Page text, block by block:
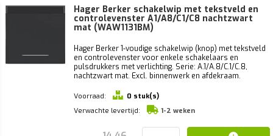
Hager Berker schakelwip met tekstveld en
controlevenster A1/A8/C1/C8 nachtzwart
mat (WAW1131BM)
Hager Berker 1-voudige schakelwip (knop) met tekstveld
en controlevenster voor enkele schakelaars en
pulsdrukkers met verlichting. Serie: A.1/A.8/C.1/C.8,
nachtzwart mat. Excl. binnenwerk en afdekraam.
Voorraad:
0 stuk(s)
Verwachte levertijd:
1-2 weken